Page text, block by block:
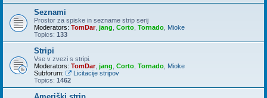
Seznami
Prostor za spiske in sezname strip serij
Moderators: TomDar, jang Corto Tornado Mioke
Topics: 133
Stripi
Vse v zvezi s stripi.
Moderators: TomDar, jang Corto Tornado Mioke
Subforum:
Licitacije stripov
Topics: 1462